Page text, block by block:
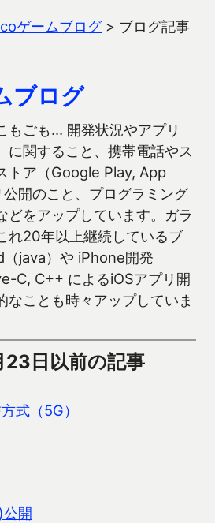
ゲームブログ> ブログ記事
ブログ
もごも… 開発状況やアプリ
に関すること、携帯電話やス
トア（Google Play, App
開のこと、プログラミング
どをアップしています。ガラ
れ20年以上継続しているブ
java）や iPhone開発
C, C++ によるiOSアプリ開
なことも時々アップしていま
日以前の記事
式（5G）
公開